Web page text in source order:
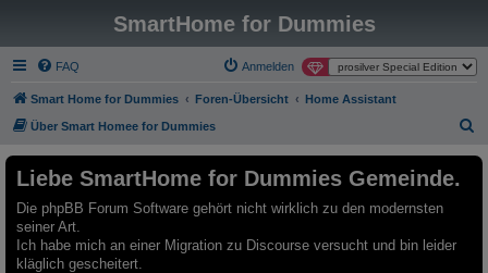
SmartHome for Dummies
FAQ Anmelden
Smart Home for Dummies Foren-Übersicht Home Assistant
Über Smart Homee for Dummies
Liebe SmartHome for Dummies Gemeinde.
Die phpBB Forum Software gehört nicht wirklich zu den modernsten
seiner Art.
Ich habe mich an einer Migration zu Discourse versucht und bin leider
kläglich gescheitert.